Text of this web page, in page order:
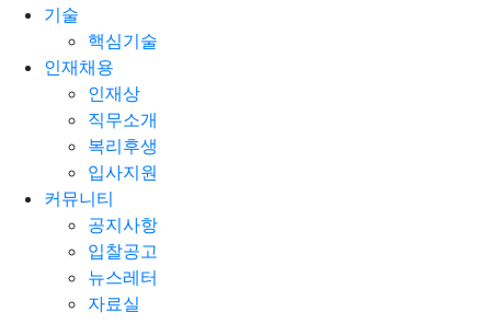
기술
핵심기술
인재채용
인재상
직무소개
복리후생
입사지원
커뮤니티
공지사항
입찰공고
뉴스레터
자료실